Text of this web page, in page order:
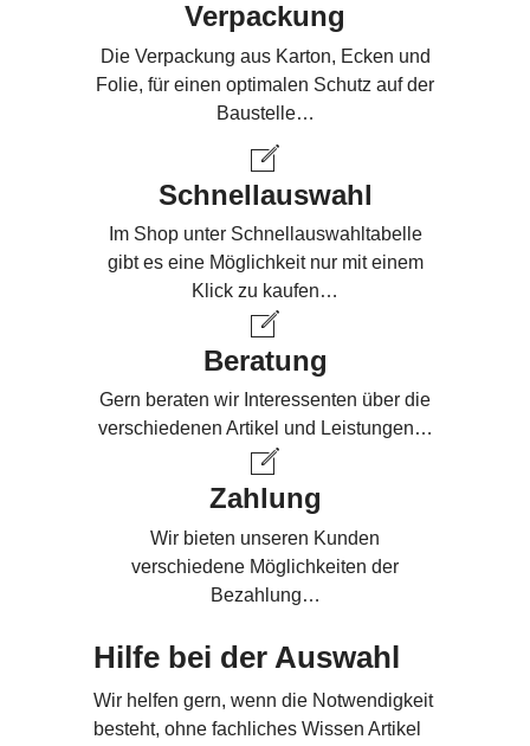
Verpackung
Die Verpackung aus Karton, Ecken und
Folie, für einen optimalen Schutz auf der
Baustelle…
Schnellauswahl
Im Shop unter Schnellauswahltabelle
gibt es eine Möglichkeit nur mit einem
Klick zu kaufen…
Beratung
Gern beraten wir Interessenten über die
verschiedenen Artikel und Leistungen…
Zahlung
Wir bieten unseren Kunden
verschiedene Möglichkeiten der
Bezahlung…
Hilfe bei der Auswahl
Wir helfen gern, wenn die Notwendigkeit
besteht, ohne fachliches Wissen Artikel